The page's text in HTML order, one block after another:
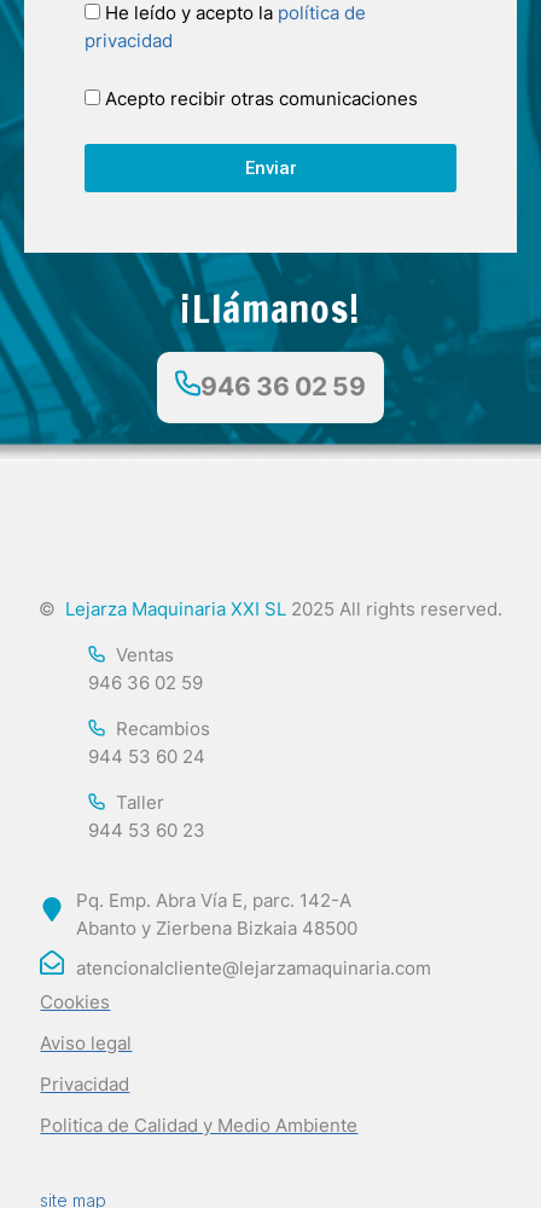
He leído y acepto la política de
privacidad
Acepto recibir otras comunicaciones
Enviar
¡Llámanos!
946 36 02 59
© Lejarza Maquinaria XXI SL 2025 All rights reserved.
Ventas
946 36 02 59
Recambios
944 53 60 24
Taller
944 53 60 23
Pq. Emp. Abra Vía E, parc. 142-A
Abanto y Zierbena Bizkaia 48500
atencionalcliente@lejarzamaquinaria.com
Cookies
Aviso legal
Privacidad
Politica de Calidad y Medio Ambiente
site map